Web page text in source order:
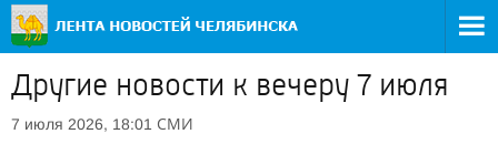
Другие новости к вечеру 7 июля
7 июля 2026, 18:01 СМИ